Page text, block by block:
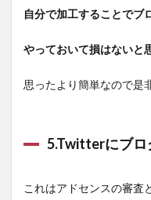
自分で加工することでブ
やっておいて損はないと
思ったより簡単なので是
5.Twitterにブロ
これはアドセンスの審査